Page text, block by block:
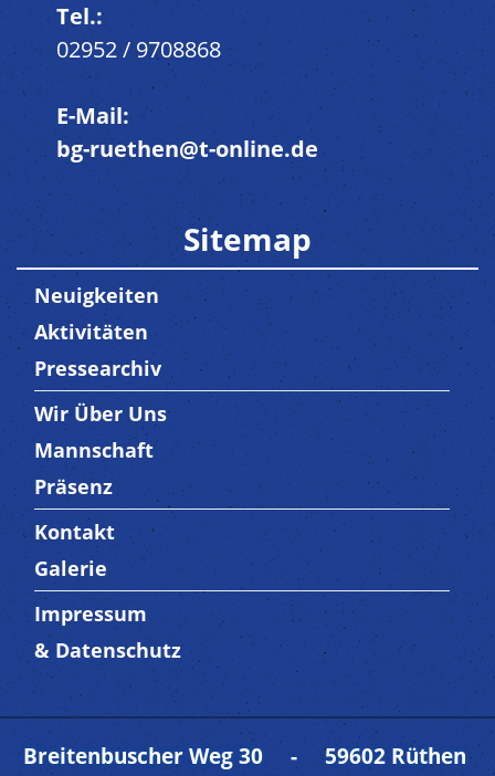
Tel.:
02952 / 9708868
E-Mail:
bg-ruethen@t-online.de
Sitemap
Neuigkeiten
Aktivitäten
Pressearchiv
Trenner3
Wir Über Uns
Mannschaft
Präsenz
Trenner4
Kontakt
Galerie
Trenner 5
Impressum
& Datenschutz
Breitenbuscher Weg 30 - 59602 Rüthen